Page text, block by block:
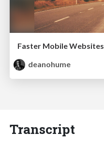
Faster Mobile Websites
deanohume
Transcript